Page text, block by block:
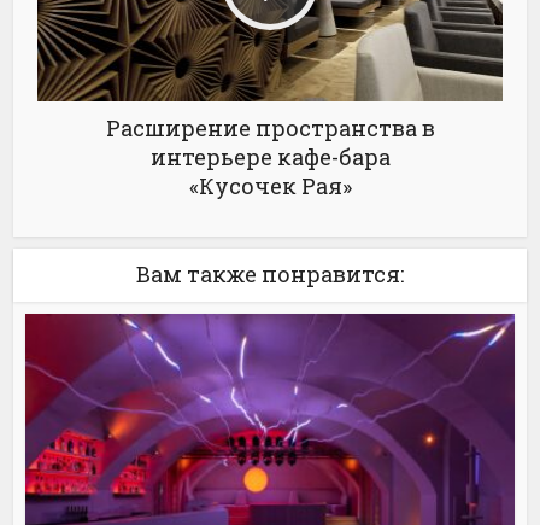
Расширение пространства в
интерьере кафе-бара
«Кусочек Рая»
Вам также понравится: